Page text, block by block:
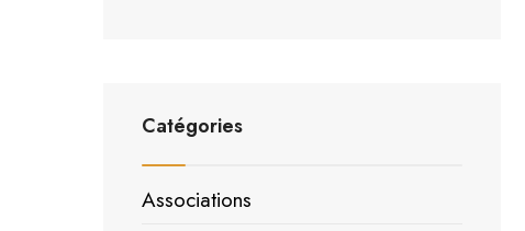
Catégories
Associations